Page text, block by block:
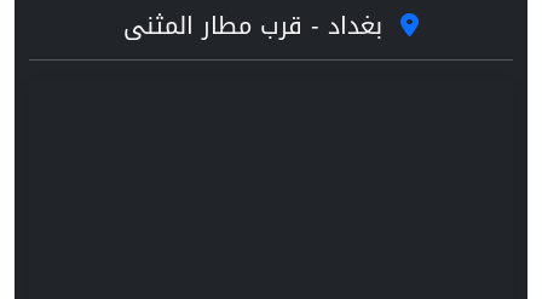
بغداد - قرب مطار المثنى